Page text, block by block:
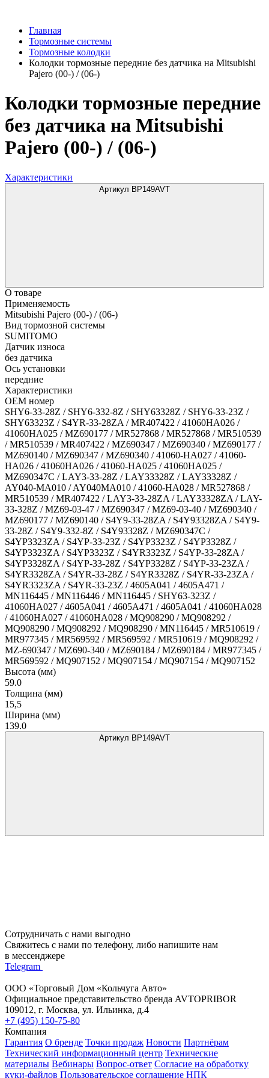
Главная
Тормозные системы
Тормозные колодки
Колодки тормозные передние без датчика на Mitsubishi
Pajero (00-) / (06-)
Колодки тормозные передние
без датчика на Mitsubishi
Pajero (00-) / (06-)
Характеристики
Артикул BP149AVT
О товаре
Применяемость
Mitsubishi Pajero (00-) / (06-)
Вид тормозной системы
SUMITOMO
Датчик износа
без датчика
Ось установки
передние
Характеристики
OEM номер
SHY6-33-28Z / SHY6-332-8Z / SHY63328Z / SHY6-33-23Z /
SHY63323Z / S4YR-33-28ZA / MR407422 / 41060HA026 /
41060HA025 / MZ690177 / MR527868 / MR527868 / MR510539
/ MR510539 / MR407422 / MZ690347 / MZ690340 / MZ690177 /
MZ690140 / MZ690347 / MZ690340 / 41060-HA027 / 41060-
HA026 / 41060HA026 / 41060-HA025 / 41060HA025 /
MZ690347C / LAY3-33-28Z / LAY33328Z / LAY33328Z /
AY040-MA010 / AY040MA010 / 41060-HA028 / MR527868 /
MR510539 / MR407422 / LAY3-33-28ZA / LAY33328ZA / LAY-
33-328Z / MZ69-03-47 / MZ690347 / MZ69-03-40 / MZ690340 /
MZ690177 / MZ690140 / S4Y9-33-28ZA / S4Y93328ZA / S4Y9-
33-28Z / S4Y9-332-8Z / S4Y93328Z / MZ690347C /
S4YP3323ZA / S4YP-33-23Z / S4YP3323Z / S4YP3328Z /
S4YP3323ZA / S4YP3323Z / S4YR3323Z / S4YP-33-28ZA /
S4YP3328ZA / S4YP-33-28Z / S4YP3328Z / S4YP-33-23ZA /
S4YR3328ZA / S4YR-33-28Z / S4YR3328Z / S4YR-33-23ZA /
S4YR3323ZA / S4YR-33-23Z / 4605A041 / 4605A471 /
MN116445 / MN116446 / MN116445 / SHY63-323Z /
41060HA027 / 4605A041 / 4605A471 / 4605A041 / 41060HA028
/ 41060HA027 / 41060HA028 / MQ908290 / MQ908292 /
MQ908290 / MQ908292 / MQ908290 / MN116445 / MR510619 /
MR977345 / MR569592 / MR569592 / MR510619 / MQ908292 /
MZ-690347 / MZ690-340 / MZ690184 / MZ690184 / MR977345 /
MR569592 / MQ907152 / MQ907154 / MQ907154 / MQ907152
Высота (мм)
59.0
Толщина (мм)
15,5
Ширина (мм)
139.0
Артикул BP149AVT
Сотрудничать с нами выгодно
Свяжитесь с нами по телефону, либо напишите нам
в мессенджере
Telegram
ООО «Торговый Дом «Кольчуга Авто»
Официальное представительство бренда AVTOPRIBOR
109012, г. Москва, ул. Ильинка, д.4
+7 (495) 150-75-80
Компания
Гарантия О бренде Точки продаж Новости Партнёрам
Технический информационный центр Технические
материалы Вебинары Вопрос-ответ Согласие на обработку
куки-файлов Пользовательское соглашение НПК